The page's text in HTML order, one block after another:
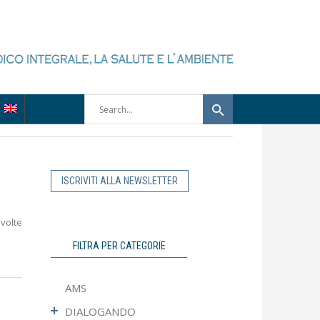
ISCRIVITI ALLA NEWSLETTER
FILTRA PER CATEGORIE
AMS
DIALOGANDO